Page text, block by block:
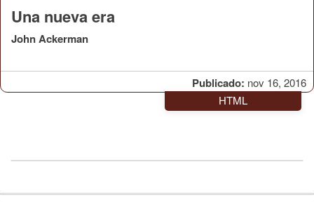
Publicado: nov 16, 2016
Una nueva era
John Ackerman
HTML